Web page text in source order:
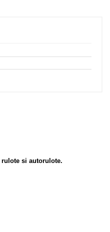
si autorulote.